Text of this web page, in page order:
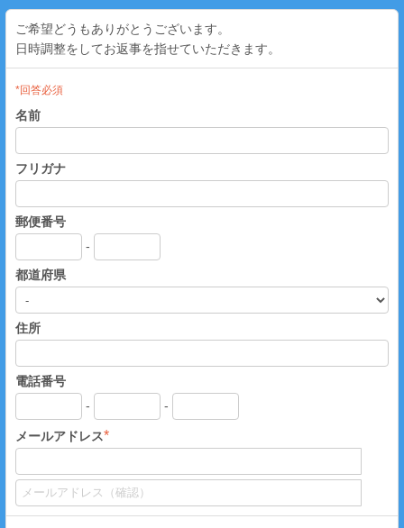
ご希望どうもありがとうございます。
日時調整をしてお返事を指せていただきます。
*回答必須
名前
フリガナ
郵便番号
-
都道府県
住所
電話番号
-
-
メールアドレス*